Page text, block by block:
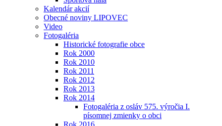
Kalendár akcií
Obecné noviny LIPOVEC
Video
Fotogaléria
Historické fotografie obce
Rok 2000
Rok 2010
Rok 2011
Rok 2012
Rok 2013
Rok 2014
Fotogaléria z osláv 575. výročia I.
písomnej zmienky o obci
Rok 2016